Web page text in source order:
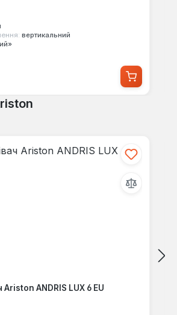
вертикальний
ANDRIS LUX 6 EU